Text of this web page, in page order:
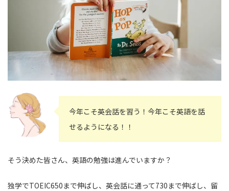
今年こそ英会話を習う！今年こそ英語を話
せるようになる！！
そう決めた皆さん、英語の勉強は進んでいますか？
独学でTOEIC650まで伸ばし、英会話に通って730まで伸ばし、留